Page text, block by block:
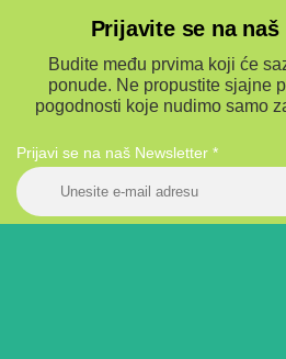
Prijavite se na
Budite među prvima koji će
ponude. Ne propustite sjajne
pogodnosti koje nudimo samo
Prijavi se na naš Newsletter *